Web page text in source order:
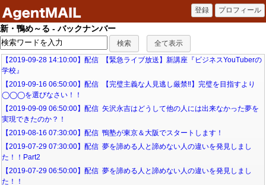
新・鴨め～る - バックナンバー
【2019-09-28 14:10:00】配信 【緊急ライブ放送】新講座『ビジネスYouTuberの
学校』
【2019-09-16 06:50:00】配信 【完璧主義な人見逃し厳禁‼】完璧を目指すより
◯◯◯を選びなさい！！
【2019-09-09 06:50:00】配信 矢沢永吉はどうして他の人には出来なかった夢を
実現できたのか？！
【2019-08-16 07:30:00】配信 鴨塾が東京＆大阪でスタートします！
【2019-07-29 07:30:00】配信 夢を諦める人と諦めない人の違いを発見しまし
た！！Part2
【2019-07-29 06:50:00】配信 夢を諦める人と諦めない人の違いを発見しまし
た！！